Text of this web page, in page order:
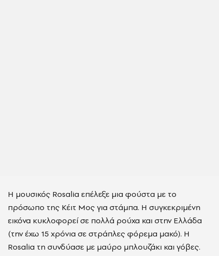
Η μουσικός Rosalia επέλεξε μια φούστα με το
πρόσωπο της Κέιτ Μος για στάμπα. Η συγκεκριμένη
εικόνα κυκλοφορεί σε πολλά ρούχα και στην Ελλάδα
(την έχω 15 χρόνια σε στράπλες φόρεμα μακό). Η
Rosalia τη συνδύασε με μαύρο μπλουζάκι και γόβες.